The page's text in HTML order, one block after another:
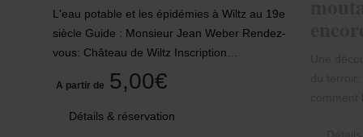
L'eau potable et les épidémies à Wiltz au 19e
siècle Guide : Monsieur Jean Weber Rendez-
vous: Château de Wiltz Inscription…
Détails & réservation
A partir de 5,00€